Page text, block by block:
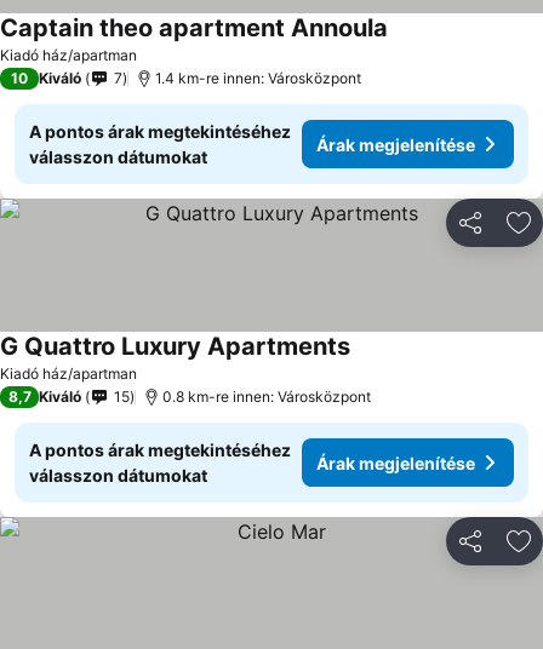
Kiadó ház/apartman
Captain theo apartment Annoula
10 Kiváló 7 1.4 km-re innen: Városközpont
A pontos árak megtekintéséhez
válasszon dátumokat
Árak megjelenítése
Kiadó ház/apartman
G Quattro Luxury Apartments
8,7 Kiváló 15 0.8 km-re innen: Városközpont
A pontos árak megtekintéséhez
válasszon dátumokat
Árak megjelenítése